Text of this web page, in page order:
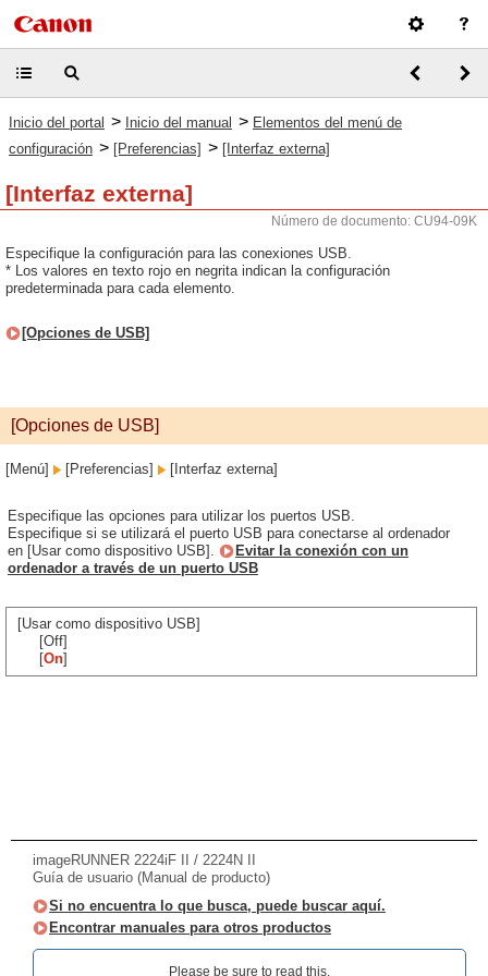
Inicio del portal > Inicio del manual > Elementos del menú de
configuración > [Preferencias] > [Interfaz externa]
[Interfaz externa]
Número de documento: CU94-09K
Especifique la configuración para las conexiones USB.
* Los valores en texto rojo en negrita indican la configuración
predeterminada para cada elemento.
[Opciones de USB]
[Opciones de USB]
[Menú] [Preferencias] [Interfaz externa]
Especifique las opciones para utilizar los puertos USB.
Especifique si se utilizará el puerto USB para conectarse al ordenador
en [Usar como dispositivo USB].
Evitar la conexión con un
ordenador a través de un puerto USB
[Usar como dispositivo USB]
[Off]
[On]
imageRUNNER 2224iF II / 2224N II
Guía de usuario (Manual de producto)
Si no encuentra lo que busca, puede buscar aquí.
Encontrar manuales para otros productos
Please be sure to read this.‎